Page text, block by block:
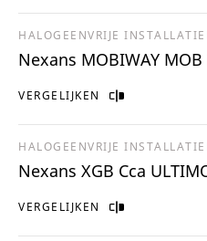
VERGELIJKEN
HALOGEENVRIJE
Nexans MOBIWAY
VERGELIJKEN
HALOGEENVRIJE
Nexans XGB Cca